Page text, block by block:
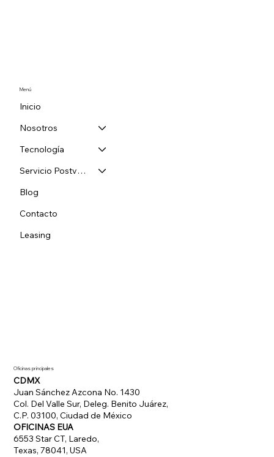
Inicio
Nosotros
Tecnología
Servicio Postventa
Blog
Contacto
Leasing
Menú
Oficinas principales
CDMX
Juan Sánchez Azcona No. 1430
Col. Del Valle Sur, Deleg. Benito Juárez,
C.P. 03100, Ciudad de México
OFICINAS EUA
6553 Star CT, Laredo,
Texas, 78041, USA